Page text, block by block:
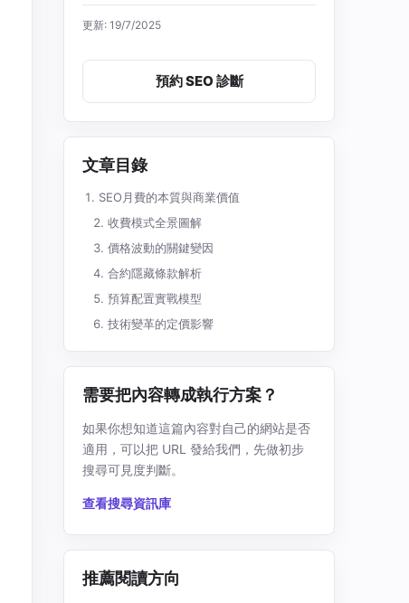
更新: 19/7/2025
預約 SEO 診斷
文章目錄
SEO月費的本質與商業價值
收費模式全景圖解
價格波動的關鍵變因
合約隱藏條款解析
預算配置實戰模型
技術變革的定價影響
需要把內容轉成執行方案？
如果你想知道這篇內容對自己的網站是否
適用，可以把 URL 發給我們，先做初步
搜尋可見度判斷。
查看搜尋資訊庫
推薦閱讀方向